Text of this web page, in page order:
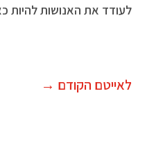
לעודד את האנושות להיות
לאייטם הקודם →